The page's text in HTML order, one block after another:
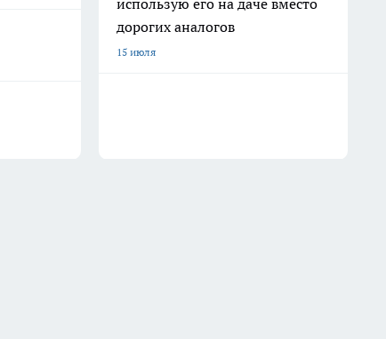
использую его на даче вместо
дорогих аналогов
15 июля